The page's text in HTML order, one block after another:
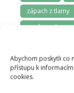
Abychom poskytli co
přístupu k
cookies.
zápach z tlamy